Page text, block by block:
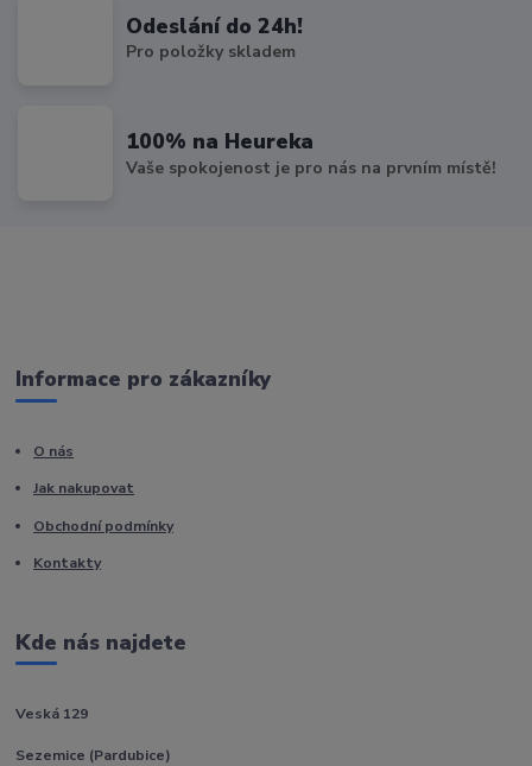
Odeslání do 24h!
Pro položky skladem
100% na Heureka
Vaše spokojenost je pro nás na prvním místě!
Informace pro zákazníky
O nás
Jak nakupovat
Obchodní podmínky
Kontakty
Kde nás najdete
Veská 129
Sezemice (Pardubice)